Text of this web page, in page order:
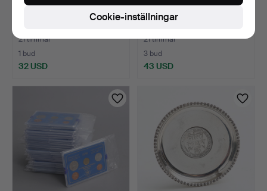
WILLIAM MOORCROFT.
21 timmar
1 bud
32 USD
SPEGEL, trä med
21 timmar
3 bud
43 USD
Cookie-inställningar